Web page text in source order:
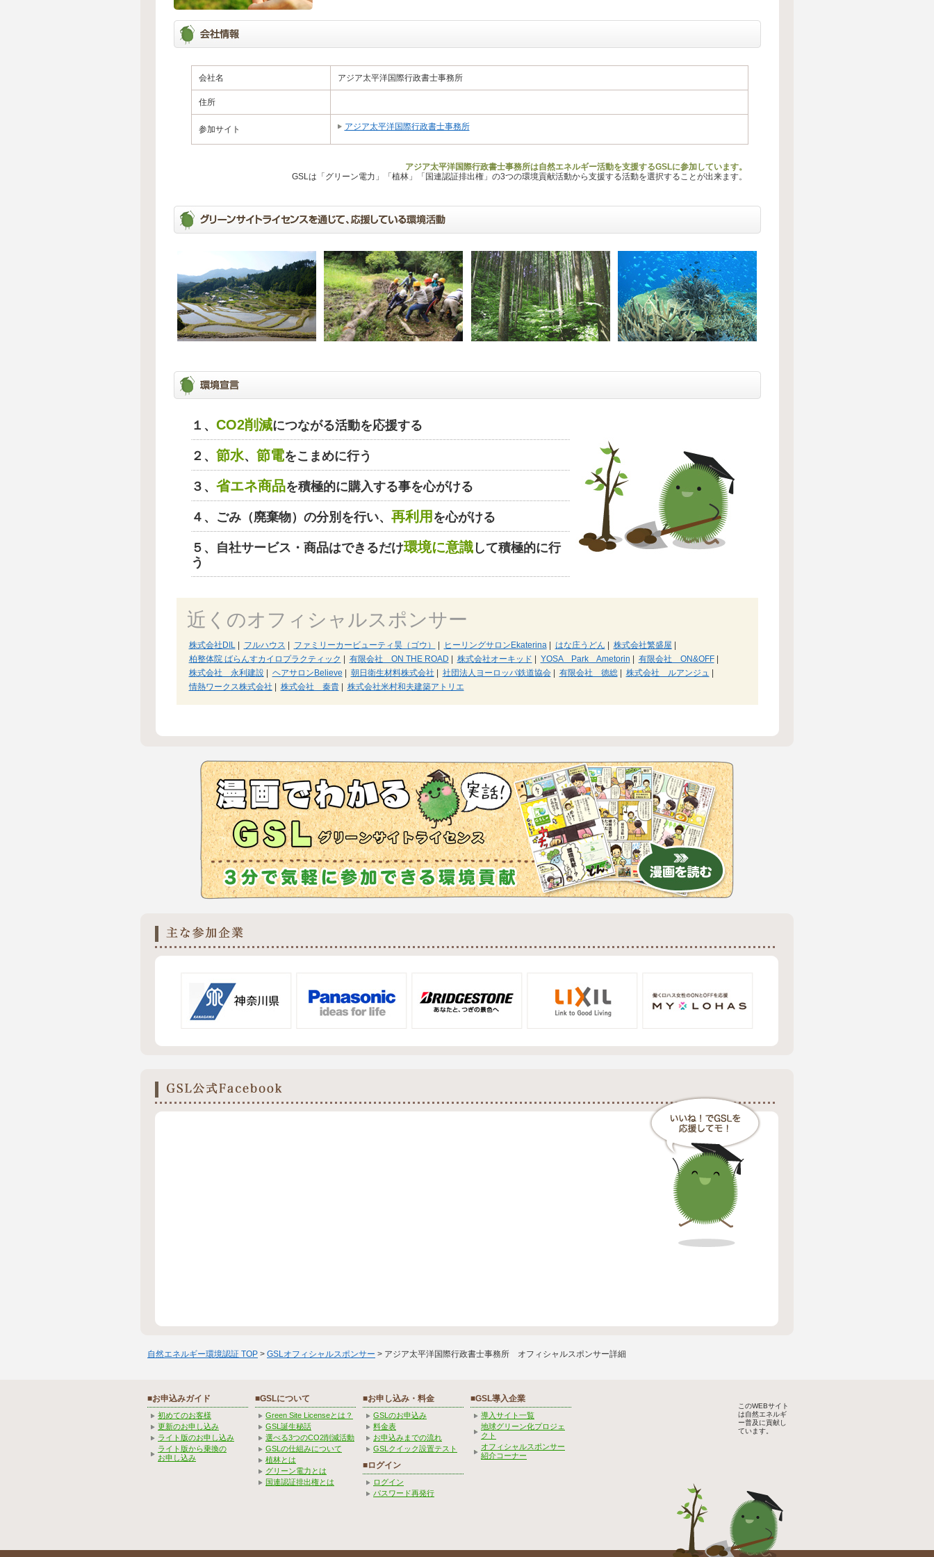
会社名 アジア太平洋国際行政書士事務所
住所
参加サイト アジア太平洋国際行政書士事務所
アジア太平洋国際行政書士事務所は自然エネルギー活動を支援するGSLに参加しています。
GSLは「グリーン電力」「植林」「国連認証排出権」の3つの環境貢献活動から支援する活動を選択することが出来ます。
１、 CO2削減につながる活動を応援する
２、 節水、 節電をこまめに行う
３、 省エネ商品を積極的に購入する事を心がける
４、ごみ（廃棄物）の分別を行い、 再利用 を心がける
５、自社サービス・商品はできるだけ環境に意識して積極的に行
う
近くのオフィシャルスポンサー
株式会社DIL| フルハウス ファミリーカービューティ昊（ゴウ） ヒーリングサロンEkaterina| はな庄うどん 株式会社繁盛屋
柏整体院 ばらんすカイロプラクティック
有限会社 ON THE ROAD 株式会社オーキッド YOSA Park Ametorin 有限会社 ON&OFF|
株式会社 永利建設| ヘアサロンBelieve 朝日衛生材料株式会社 社団法人ヨーロッパ鉄道協会| 有限会社 徳総| 株式会社 ルアンジュ
情熱ワークス株式会社
株式会社 秦貴| 株式会社米村和夫建築アトリエ
自然エネルギー環境認証 TOP > GSLオフィシャルスポンサー > アジア太平洋国際行政書士事務所 オフィシャルスポンサー詳細
■お申込みガイド
初めてのお客様
更新のお申し込み
ライト版のお申し込み
ライト版から乗換の
お申し込み
■GSLについて
Green Site Licenseとは？
GSL誕生秘話
選べる3つのCO2削減活動
GSLの仕組みについて
植林とは
グリーン電力とは
国連認証排出権とは
■お申し込み・料金
GSLのお申込み
料金表
お申込みまでの流れ
GSLクイック設置テスト
■ログイン
ログイン
パスワード再発行
■GSL導入企業
導入サイト一覧
地球グリーン化プロジェ
クト
オフィシャルスポンサー
紹介コーナー
このWEBサイト
は自然エネルギ
ー普及に貢献し
ています。